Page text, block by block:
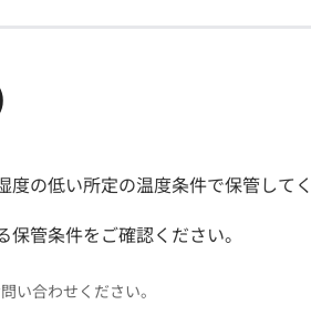
の低い所定の温度条件で保管してく
管条件をご確認ください。
い合わせください。